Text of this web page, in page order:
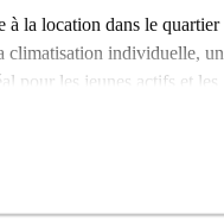
à la location dans le quartier
climatisation individuelle, un
pour les jeunes actifs et les
profiter de la Via Solferino,
vie urbaine.